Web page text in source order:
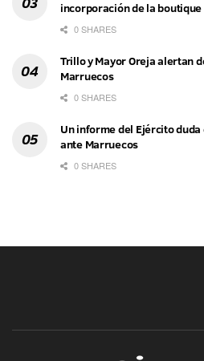
incorporación de la
0 SHARES
Trillo y Mayor Oreja alertan
Marruecos
0 SHARES
Un informe del Ejército
ante Marruecos
0 SHARES